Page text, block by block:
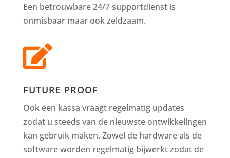
Een betrouwbare 24/7 supportdienst is
onmisbaar maar ook zeldzaam.

FUTURE PROOF
Ook een kassa vraagt regelmatig updates
zodat u steeds van de nieuwste ontwikkelingen
kan gebruik maken. Zowel de hardware als de
software worden regelmatig bijwerkt zodat de